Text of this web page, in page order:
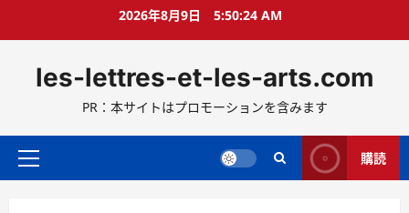
ス
ッ
2026年8月9日 5:50:25 AM
les-lettres-et-les-arts.com
PR：本サイトはプロモーションを含みます
メ
購読